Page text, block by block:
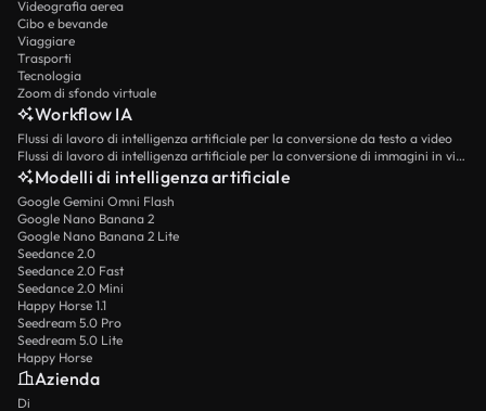
Videografia aerea
Cibo e bevande
Viaggiare
Trasporti
Tecnologia
Zoom di sfondo virtuale
Workflow IA
Flussi di lavoro di intelligenza artificiale per la conversione da testo a video
Flussi di lavoro di intelligenza artificiale per la conversione di immagini in video
Modelli di intelligenza artificiale
Google Gemini Omni Flash
Google Nano Banana 2
Google Nano Banana 2 Lite
Seedance 2.0
Seedance 2.0 Fast
Seedance 2.0 Mini
Happy Horse 1.1
Seedream 5.0 Pro
Seedream 5.0 Lite
Happy Horse
Azienda
Di